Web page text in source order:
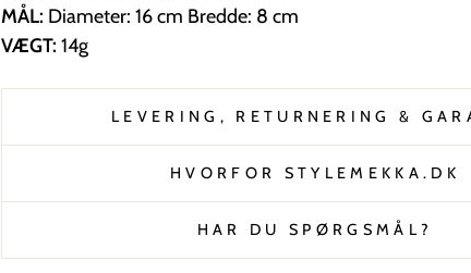
MÅL: Diameter: 16 cm Bredde: 8 cm
VÆGT: 14g
LEVERING, RETURNERING &
HVORFOR STYLEMEKKA.DK
HAR DU SPØRGSMÅL?